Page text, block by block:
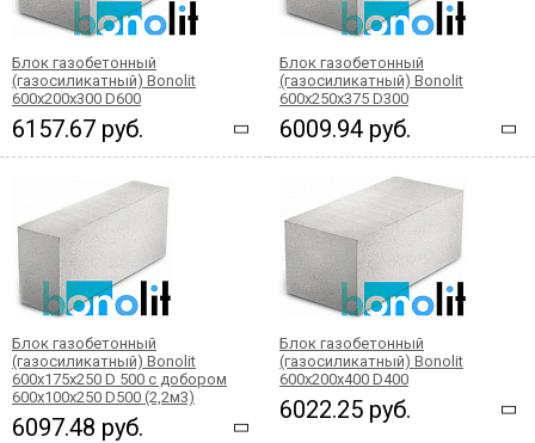
Блок газобетонный
(газосиликатный) Bonolit
600x200x300 D600
6157.67 руб.
Блок газобетонный
(газосиликатный) Bonolit
600x250x375 D300
6009.94 руб.
Блок газобетонный
(газосиликатный) Bonolit
600x175x250 D 500 с добором
600х100х250 D500 (2,2м3)
6097.48 руб.
Блок газобетонный
(газосиликатный) Bonolit
600x200x400 D400
6022.25 руб.